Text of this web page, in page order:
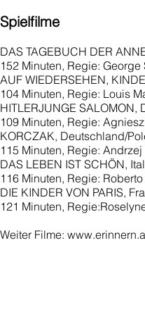
Spielfilme
DAS TAGEBUCH DER
152 Minuten, Regie: George
AUF WIEDERSEHEN,
104 Minuten, Regie: Louis
HITLERJUNGE
109 Minuten, Regie:
KORCZAK, Deutschland/
115 Minuten, Regie:
DAS LEBEN IST SCHÖN,
116 Minuten, Regie:
DIE KINDER VON PARIS,
121 Minuten,
Weiter Filme: